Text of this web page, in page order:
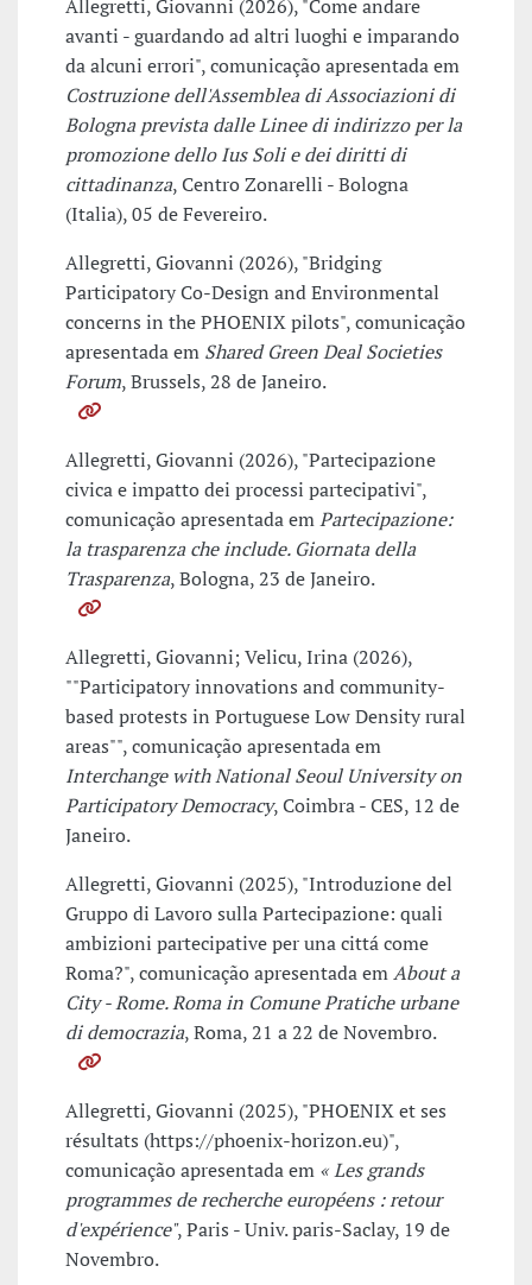
Allegretti, Giovanni (2026), "Come andare
avanti - guardando ad altri luoghi e imparando
da alcuni errori", comunicação apresentada em
Costruzione dell'Assemblea di Associazioni di
Bologna prevista dalle Linee di indirizzo per la
promozione dello Ius Soli e dei diritti di
cittadinanza, Centro Zonarelli - Bologna
(Italia), 05 de Fevereiro.
Allegretti, Giovanni (2026), "Bridging
Participatory Co-Design and Environmental
concerns in the PHOENIX pilots", comunicação
apresentada em Shared Green Deal Societies
Forum, Brussels, 28 de Janeiro.
Allegretti, Giovanni (2026), "Partecipazione
civica e impatto dei processi partecipativi",
comunicação apresentada emPartecipazione:
la trasparenza che include. Giornata della
Trasparenza, Bologna, 23 de Janeiro.
Allegretti, Giovanni; Velicu, Irina (2026),
""Participatory innovations and community-
based protests in Portuguese Low Density rural
areas"", comunicação apresentada em
Interchange with National Seoul University on
Participatory Democracy, Coimbra - CES, 12 de
Janeiro.
Allegretti, Giovanni (2025), "Introduzione del
Gruppo di Lavoro sulla Partecipazione: quali
ambizioni partecipative per una cittá come
Roma?", comunicação apresentada emAbout a
City - Rome. Roma in Comune Pratiche urbane
di democrazia, Roma, 21 a 22 de Novembro.
Allegretti, Giovanni (2025), "PHOENIX et ses
résultats (https://phoenix-horizon.eu)",
comunicação apresentada em « Les grands
programmes de recherche européens : retour
d'expérience", Paris - Univ. paris-Saclay, 19 de
Novembro.